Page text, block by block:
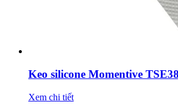
Keo silicone Momentive
Xem chi tiết